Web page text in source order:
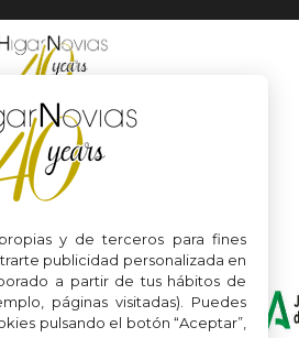
y de terceros para fines
publicidad personalizada en
a partir de tus hábitos de
páginas visitadas). Puedes
pulsando el botón “Aceptar”,